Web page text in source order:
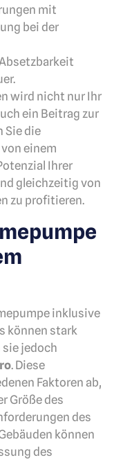
mit
bei der
wird nicht nur Ihr
ein Beitrag zur
Sie die
einem
Ihrer
gleichzeitig von
zu profitieren.
inklusive
können stark
jedoch
. Diese
Faktoren ab,
Größe des
des
können
des